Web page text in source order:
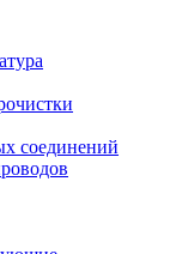
соединений